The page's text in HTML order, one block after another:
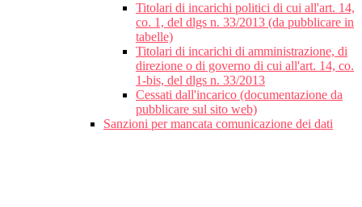
Titolari di incarichi politici di cui all'art. 14,
co. 1, del dlgs n. 33/2013 (da pubblicare in
tabelle)
Titolari di incarichi di amministrazione, di
direzione o di governo di cui all'art. 14, co.
1-bis, del dlgs n. 33/2013
Cessati dall'incarico (documentazione da
pubblicare sul sito web)
Sanzioni per mancata comunicazione dei dati